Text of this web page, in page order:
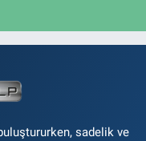
sadelik ve